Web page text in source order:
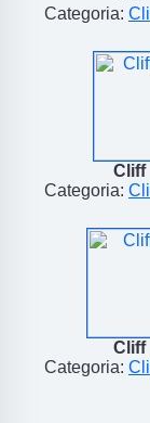
Categoria:
Cliff
Categoria:
Cliff
Categoria: